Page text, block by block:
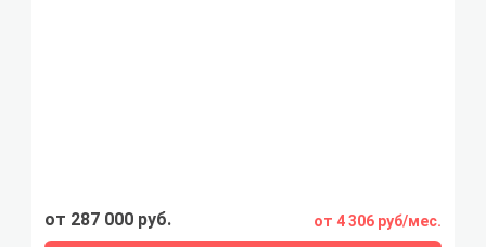
от 287 000 руб. от 4 306 руб/мес.